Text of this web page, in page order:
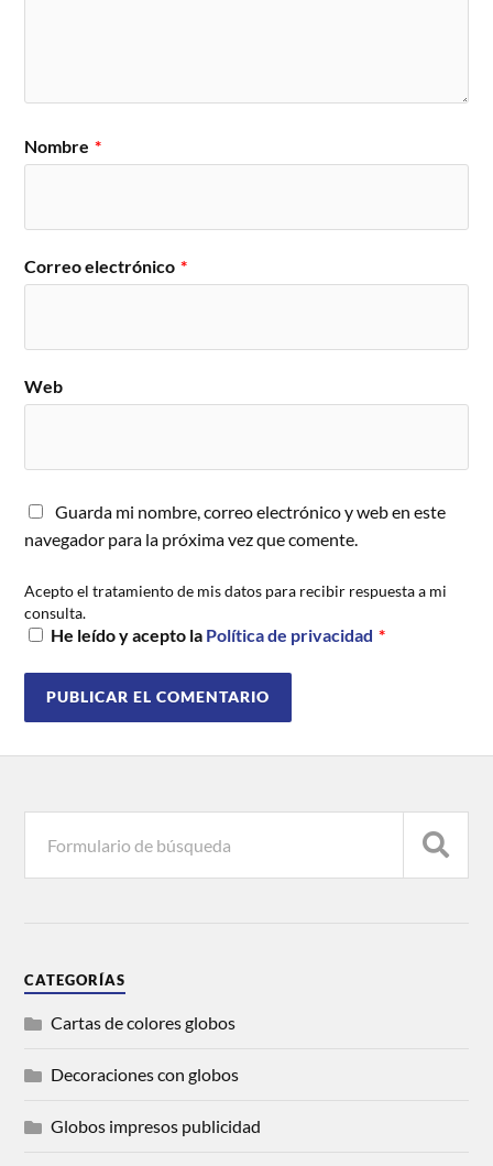
Nombre *
Correo electrónico *
Web
Guarda mi nombre, correo electrónico y web en este
navegador para la próxima vez que comente.
Acepto el tratamiento de mis datos para recibir respuesta a mi
consulta.
He leído y acepto la Política de privacidad *
CATEGORÍAS
Cartas de colores globos
Decoraciones con globos
Globos impresos publicidad